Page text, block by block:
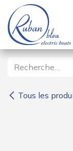
Se rendre au
Tous les